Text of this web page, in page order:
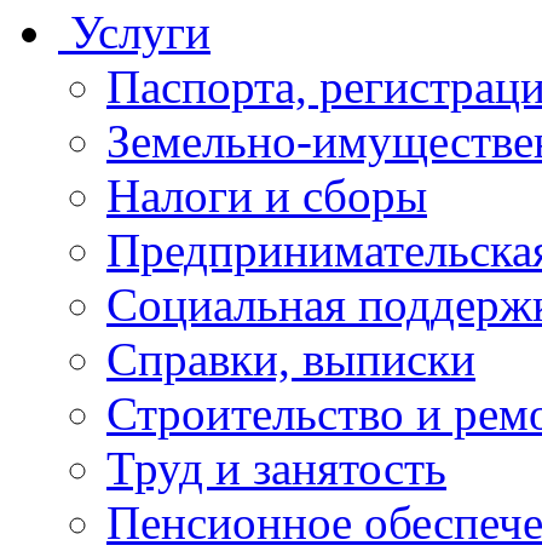
Услуги
Паспорта,
Земельно-
Налоги и сборы
Социальная
Справки, выписки
Строительство и
Труд и занятость
Пенсионное